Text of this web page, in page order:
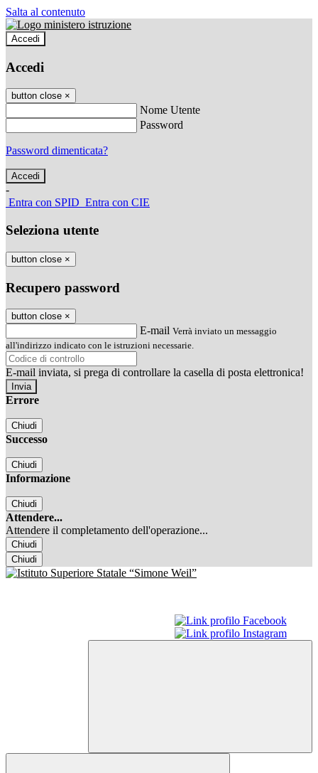
Salta al contenuto
Accedi
Accedi
button close ×
Nome Utente
Password
Password dimenticata?
-
Entra con SPID Entra con CIE
Seleziona utente
button close ×
Recupero password
button close ×
E-mail Verrà inviato un messaggio
all'indirizzo indicato con le istruzioni necessarie.
E-mail inviata, si prega di controllare la casella di posta elettronica!
Errore
Chiudi
Successo
Chiudi
Informazione
Chiudi
Attendere...
Attendere il completamento dell'operazione...
Chiudi
Chiudi